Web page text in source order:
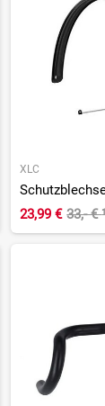
XLC
23,99 € 33,- €